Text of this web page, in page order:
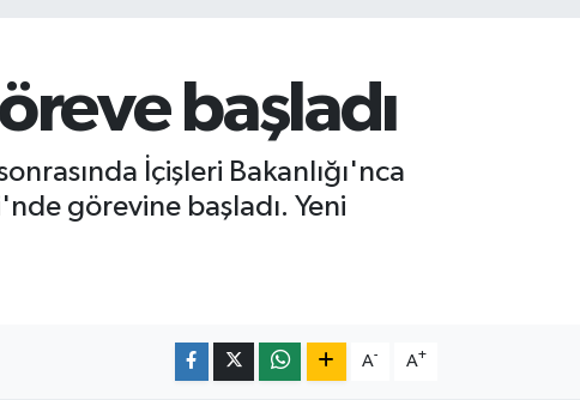
başladı
İçişleri Bakanlığı'nca
görevine başladı. Yeni
A- A+